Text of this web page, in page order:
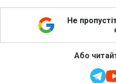
Не
Або